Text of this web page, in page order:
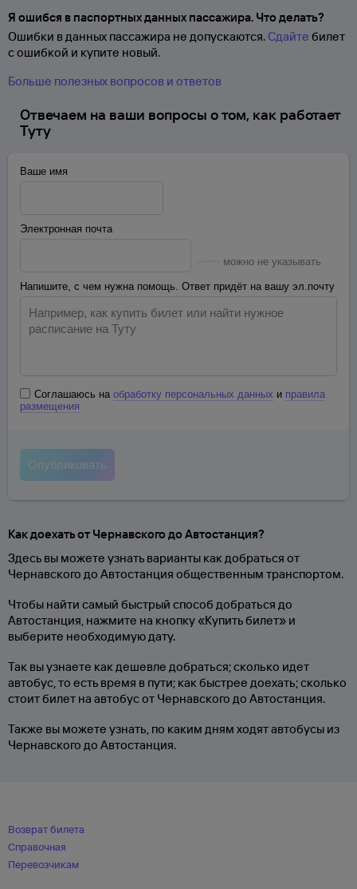
Я ошибся в паспортных данных пассажира. Что делать?
Ошибки в данных пассажира не допускаются. Сдайте билет
с ошибкой и купите новый.
Больше полезных вопросов и ответов
Отвечаем на ваши вопросы о том, как работает
Туту
Ваше имя
Электронная почта
можно не указывать
Напишите, с чем нужна помощь. Ответ придёт на вашу эл.почту
Соглашаюсь на обработку персональных данных и правила
размещения
Как доехать от Чернавского до Автостанция?
Здесь вы можете узнать варианты как добраться от
Чернавского до Автостанция общественным транспортом.
Чтобы найти самый быстрый способ добраться до
Автостанция, нажмите на кнопку «Купить билет» и
выберите необходимую дату.
Так вы узнаете как дешевле добраться; сколько идет
автобус, то есть время в пути; как быстрее доехать; сколько
стоит билет на автобус от Чернавского до Автостанция.
Также вы можете узнать, по каким дням ходят автобусы из
Чернавского до Автостанция.
Возврат билета
Справочная
Перевозчикам